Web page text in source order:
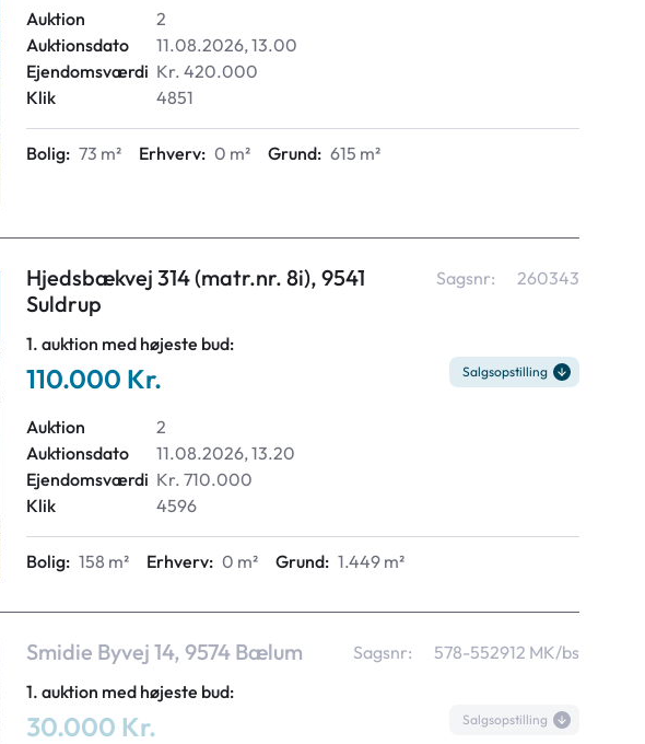
Auktion
2
Auktionsdato
11.08.2026, 13.00
Ejendomsværdi Kr. 420.000
Klik
4851
Bolig: 73 m² Erhverv: 0 m² Grund: 615 m²
Hjedsbækvej 314 (matr.nr. 8i), 9541
Suldrup
Sagsnr: 260343
1. auktion med højeste bud:
110.000 Kr. Salgsopstilling
Auktion
2
Auktionsdato
11.08.2026, 13.20
Ejendomsværdi Kr. 710.000
Klik
4596
Bolig: 158 m² Erhverv: 0 m² Grund: 1.449 m²
Smidie Byvej 14, 9574 Bælum Sagsnr:
578-552912 MK/bs
1. auktion med højeste bud:
30.000 Kr. Salgsopstilling